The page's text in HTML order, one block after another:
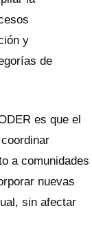
y
de
es que el
a comunidades
nuevas
sin afectar